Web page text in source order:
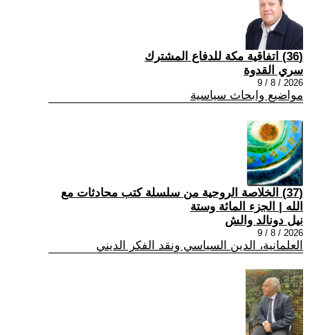
(36) اتفاقية مكة للدفاع المشترك
سري القدوة
2026 / 8 / 9
مواضيع وابحاث سياسية
(37) الخلاصة الروحية من سلسلة كتب محادثات مع
الله | الجزء المائة وستة
نيل دونالد والش
2026 / 8 / 9
العلمانية، الدين السياسي ونقد الفكر الديني